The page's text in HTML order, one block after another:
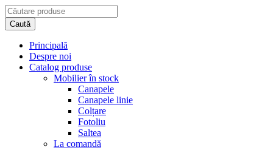
Principală
Despre noi
Catalog produse
Mobilier în stock
Canapele
Canapele linie
Colțare
Fotoliu
Saltea
La comandă